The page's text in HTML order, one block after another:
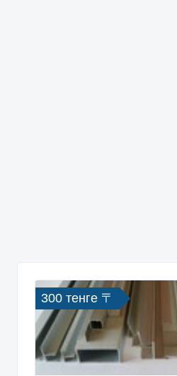
300 тенге 〒